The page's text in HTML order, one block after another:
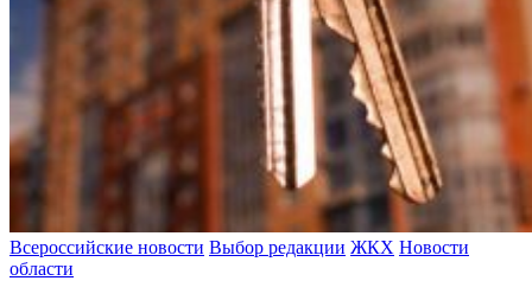
Всероссийские новости Выбор редакции ЖКХ Новости
области